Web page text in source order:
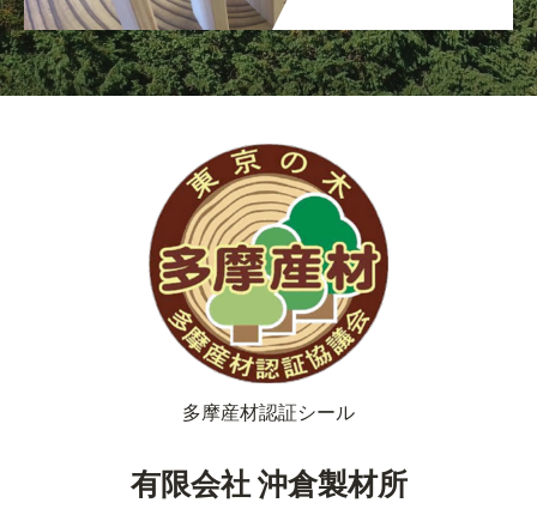
多摩産材認証シール
有限会社 沖倉製材所